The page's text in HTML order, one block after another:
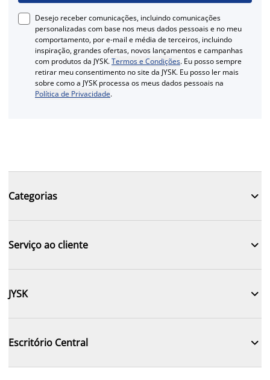
Desejo receber comunicações, incluindo comunicações
personalizadas com base nos meus dados pessoais e no meu
comportamento, por e-mail e média de terceiros, incluindo
inspiração, grandes ofertas, novos lançamentos e campanhas
com produtos da JYSK.Termos e Condições. Eu posso sempre
retirar meu consentimento no site da JYSK. Eu posso ler mais
sobre como a JYSK processa os meus dados pessoais na
Política de Privacidade.
Categorias 
Serviço ao cliente 
JYSK 
Escritório Central 